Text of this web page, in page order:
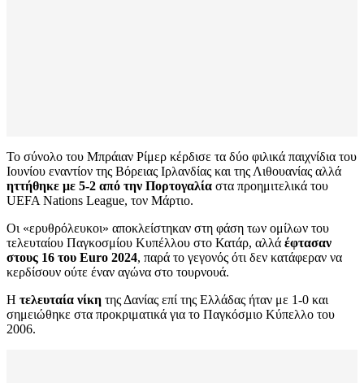
Το σύνολο του Μπράιαν Ρίμερ κέρδισε τα δύο φιλικά παιχνίδια του
Ιουνίου εναντίον της Βόρειας Ιρλανδίας και της Λιθουανίας αλλά
ηττήθηκε με 5-2 από την Πορτογαλία στα προημιτελικά του
UEFA Nations League, τον Μάρτιο.
Οι «ερυθρόλευκοι» αποκλείστηκαν στη φάση των ομίλων του
τελευταίου Παγκοσμίου Κυπέλλου στο Κατάρ, αλλά έφτασαν
στους 16 του Euro 2024, παρά το γεγονός ότι δεν κατάφεραν να
κερδίσουν ούτε έναν αγώνα στο τουρνουά.
Η τελευταία νίκη της Δανίας επί της Ελλάδας ήταν με 1-0 και
σημειώθηκε στα προκριματικά για το Παγκόσμιο Κύπελλο του
2006.